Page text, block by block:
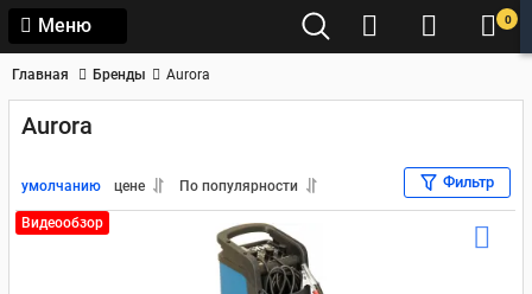
Меню 0
Главная Бренды Aurora
Aurora
умолчанию цене По популярности Фильтр
Видеообзор